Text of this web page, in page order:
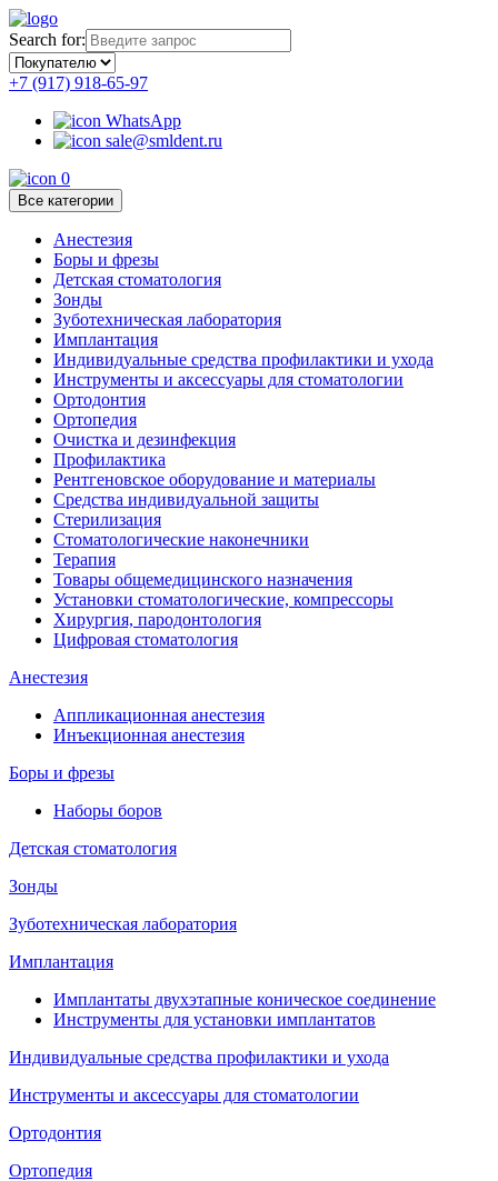
Search for:
+7 (917) 918-65-97
WhatsApp
sale@smldent.ru
0
Все категории
Анестезия
Боры и фрезы
Детская стоматология
Зонды
Зуботехническая лаборатория
Имплантация
Индивидуальные средства профилактики и ухода
Инструменты и аксессуары для стоматологии
Ортодонтия
Ортопедия
Очистка и дезинфекция
Профилактика
Рентгеновское оборудование и материалы
Средства индивидуальной защиты
Стерилизация
Стоматологические наконечники
Терапия
Товары общемедицинского назначения
Установки стоматологические, компрессоры
Хирургия, пародонтология
Цифровая стоматология
Анестезия
Аппликационная анестезия
Инъекционная анестезия
Боры и фрезы
Наборы боров
Детская стоматология
Зонды
Зуботехническая лаборатория
Имплантация
Имплантаты двухэтапные коническое соединение
Инструменты для установки имплантатов
Индивидуальные средства профилактики и ухода
Инструменты и аксессуары для стоматологии
Ортодонтия
Ортопедия